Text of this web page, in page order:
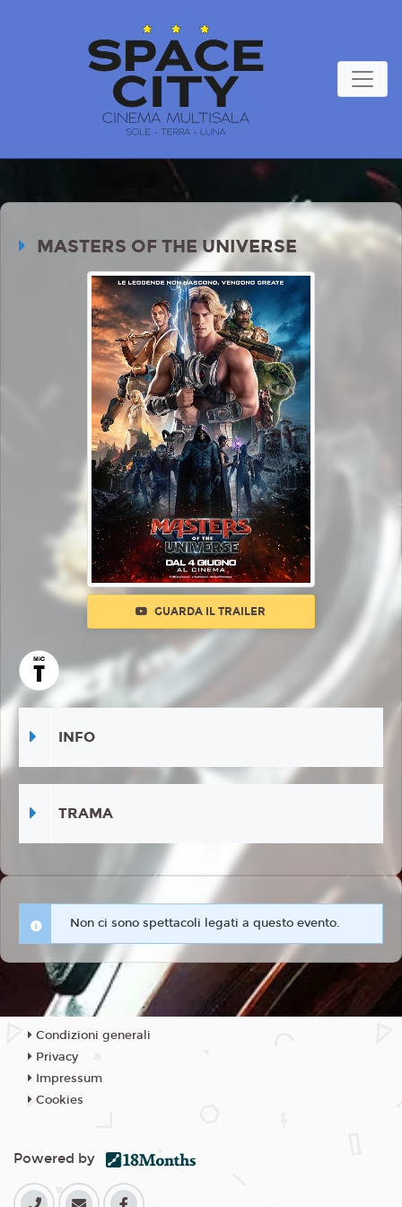
MASTERS OF THE UNIVERSE
GUARDA IL TRAILER
INFO
TRAMA
Non ci sono spettacoli legati a questo evento.
Condizioni generali
Privacy
Impressum
Cookies
Powered by